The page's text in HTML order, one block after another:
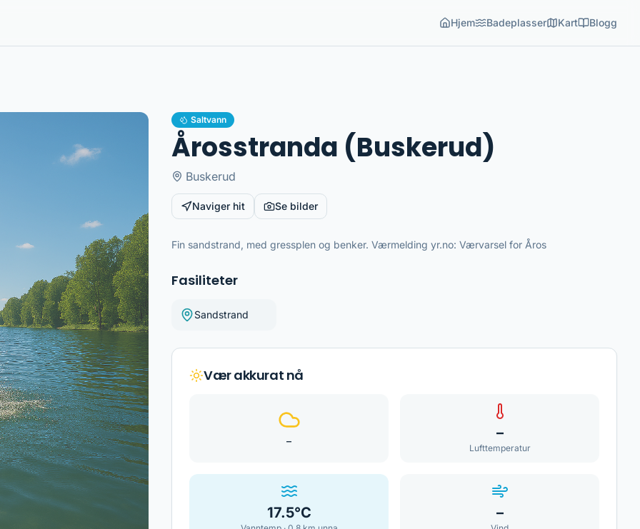
Hjem Badeplasser Kart Blogg
Saltvann
Årosstranda (Buskerud)
Buskerud
Naviger hit Se bilder
Fin sandstrand, med gressplen og benker. Værmelding yr.no: Værvarsel for Åros
Fasiliteter
Sandstrand
Vær akkurat nå
– –
Lufttemperatur
17.5°C –